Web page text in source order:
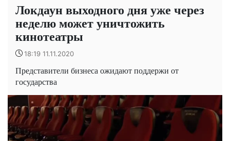
Локдаун выходного дня уже через
неделю может уничтожить
кинотеатры
18:19 11.11.2020
Представители бизнеса ожидают поддержи от
государства